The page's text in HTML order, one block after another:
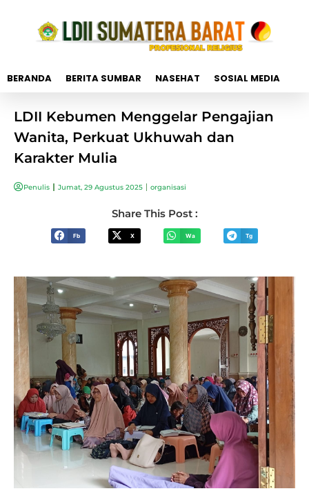
BERANDA BERITA SUMBAR NASEHAT SOSIAL MEDIA
LDII Kebumen Menggelar Pengajian
Wanita, Perkuat Ukhuwah dan
Karakter Mulia
Penulis Jumat, 29 Agustus 2025 organisasi
Share This Post :
Fb X Wa Tg